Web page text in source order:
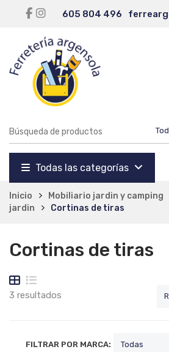
605 804 496
Todas las categorías
Inicio Mobiliario jardin y camping
jardin
Cortinas de tiras
Cortinas de tiras
3 resultados
FILTRAR POR MARCA: